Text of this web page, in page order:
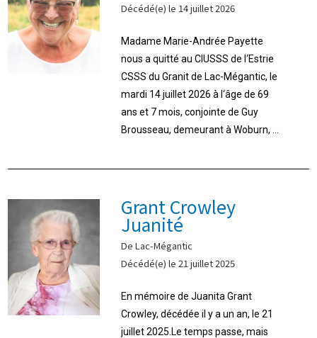
Décédé(e) le 14 juillet 2026
Madame Marie-Andrée Payette
nous a quitté au CIUSSS de l‘Estrie
CSSS du Granit de Lac-Mégantic, le
mardi 14 juillet 2026 à l‘âge de 69
ans et 7 mois, conjointe de Guy
Brousseau, demeurant à Woburn, ...
Grant Crowley
Juanité
De Lac-Mégantic
Décédé(e) le 21 juillet 2025
En mémoire de Juanita Grant
Crowley, décédée il y a un an, le 21
juillet 2025.Le temps passe, mais